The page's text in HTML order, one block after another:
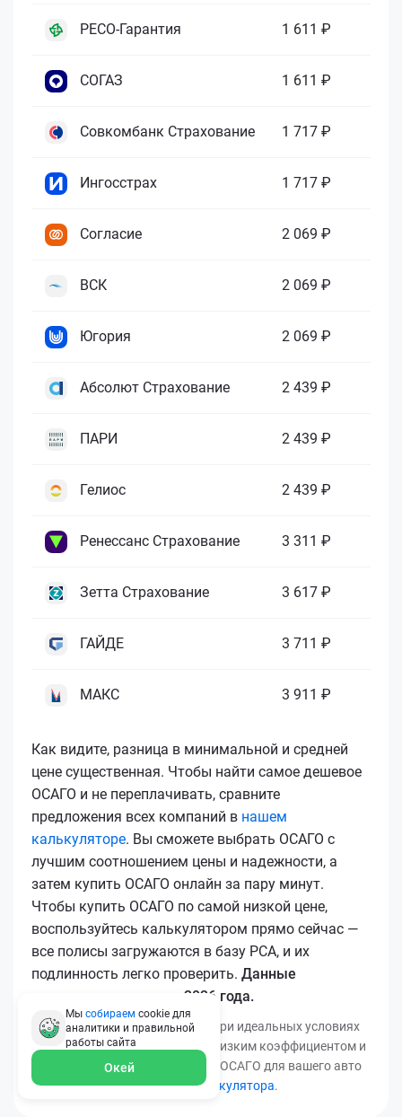
РЕСО-Гарантия 1 611 ₽
СОГАЗ 1 611 ₽
Совкомбанк Страхование 1 717 ₽
Ингосстрах 1 717 ₽
Согласие 2 069 ₽
ВСК 2 069 ₽
Югория 2 069 ₽
Абсолют Страхование 2 439 ₽
ПАРИ 2 439 ₽
Гелиос 2 439 ₽
Ренессанс Страхование 3 311 ₽
Зетта Страхование 3 617 ₽
ГАЙДЕ 3 711 ₽
МАКС 3 911 ₽
Как видите, разница в минимальной и средней
цене существенная. Чтобы найти самое дешевое
ОСАГО и не переплачивать, сравните
предложения всех компаний в нашем
калькуляторе. Вы сможете выбрать ОСАГО с
лучшим соотношением цены и надежности, а
затем купить ОСАГО онлайн за пару минут.
Чтобы купить ОСАГО по самой низкой цене,
воспользуйтесь калькулятором прямо сейчас —
все полисы загружаются в базу РСА, и их
подлинность легко проверить. Данные
актуальны для марта 2026 года.
*Минимальная цена получена при идеальных условиях
(безаварийный стаж, регион с низким коэффициентом и
т.д.). Узнать точную стоимость ОСАГО для вашего авто
можно с помощьюнашего калькулятора.
Мы собираем cookie для
аналитики и правильной
работы сайта
Окей